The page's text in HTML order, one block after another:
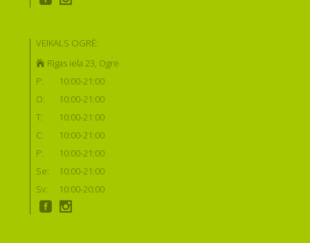
VEIKALS OGRĒ:
Rīgas iela 23, Ogre
P:
10:00-21:00
O:
10:00-21:00
T:
10:00-21:00
C:
10:00-21:00
P:
10:00-21:00
Se:
10:00-21:00
Sv:
10:00-20:00